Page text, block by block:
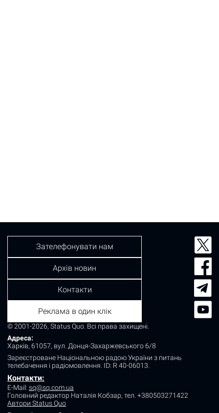
© 2001-2026, Status Quo. Всі права захищені.
Адреса:
Харків, 61057, вул. Донця-Захаржевського 6/8
Зареєстроване Національною радою України з питань
телебачення і радіомовлення. ID: R 40-06013.
Контакти:
E-Mail: sq@sq.com.ua
Головний редактор Наталія Кобзар, тел. +380503271422
Автори Status Quo
Зателефонувати нам
Архів новин
Контакти
Реклама в один клік